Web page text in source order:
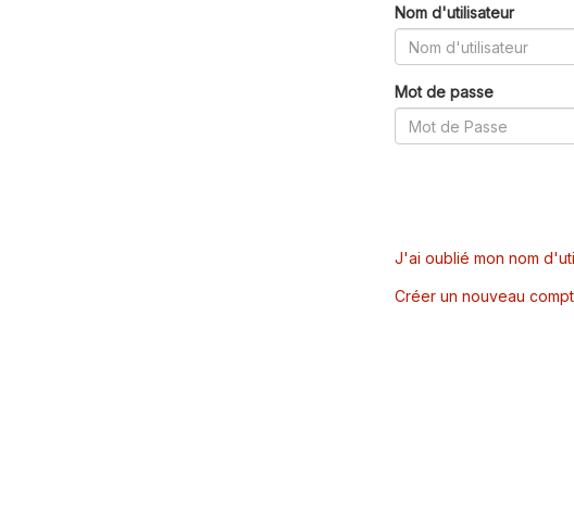
Nom d'utilisateur
Mot de passe
J'ai oublié mon nom
Créer un nouveau